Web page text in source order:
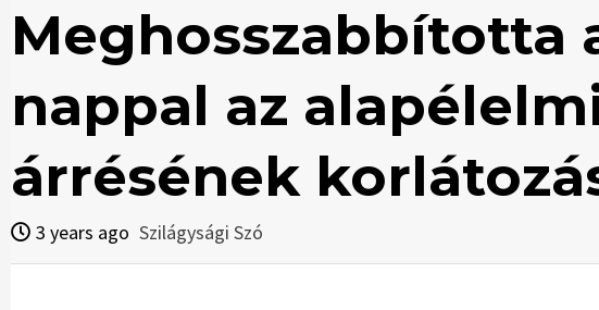
Meghosszabbította
nappal az
árrésének
3 years ago Szilágysági Szó